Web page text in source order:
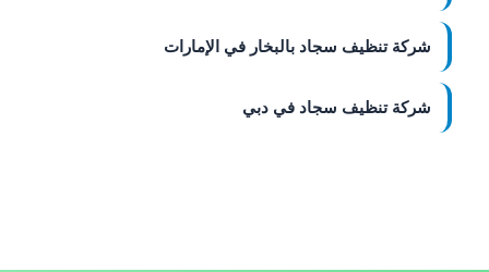
شركة تنظيف سجاد بالبخار في الإمارات
شركة تنظيف سجاد في دبي